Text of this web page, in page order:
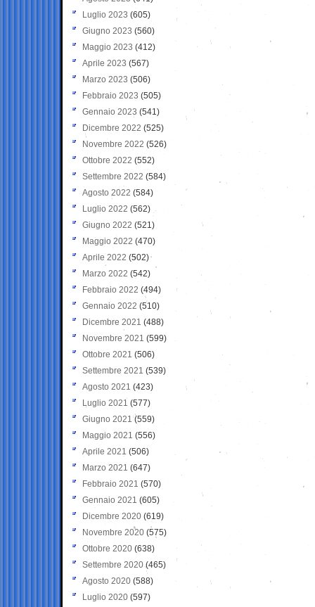
Luglio 2023 (605)
Giugno 2023 (560)
Maggio 2023 (412)
Aprile 2023 (567)
Marzo 2023 (506)
Febbraio 2023 (505)
Gennaio 2023 (541)
Dicembre 2022 (525)
Novembre 2022 (526)
Ottobre 2022 (552)
Settembre 2022 (584)
Agosto 2022 (584)
Luglio 2022 (562)
Giugno 2022 (521)
Maggio 2022 (470)
Aprile 2022 (502)
Marzo 2022 (542)
Febbraio 2022 (494)
Gennaio 2022 (510)
Dicembre 2021 (488)
Novembre 2021 (599)
Ottobre 2021 (506)
Settembre 2021 (539)
Agosto 2021 (423)
Luglio 2021 (577)
Giugno 2021(559)
Maggio 2021 (556)
Aprile 2021 (506)
Marzo 2021 (647)
Febbraio 2021 (570)
Gennaio 2021 (605)
Dicembre 2020 (619)
Novembre 2020 (575)
Ottobre 2020 (638)
Settembre 2020(465)
Agosto 2020 (588)
Luglio 2020 (597)